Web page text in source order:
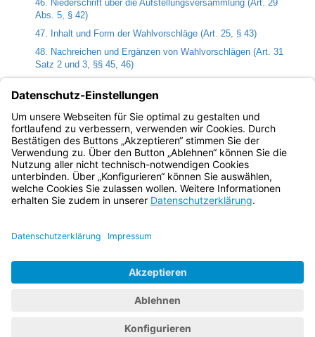
46. Niederschrift über die Aufstellungsversammlung (Art. 29
Abs. 5, § 42)
47. Inhalt und Form der Wahlvorschläge (Art. 25, § 43)
48. Nachreichen und Ergänzen von Wahlvorschlägen (Art. 31
Satz 2 und 3, §§ 45, 46)
50. Beschlussfassung über die Wahlvorschläge (Art. 32, § 48)
51. Reihenfolge der Wahlvorschläge, Ordnungszahlen (Art. 33
Abs. 2, § 52)
Bayern.de
BayernPortal
Impressum